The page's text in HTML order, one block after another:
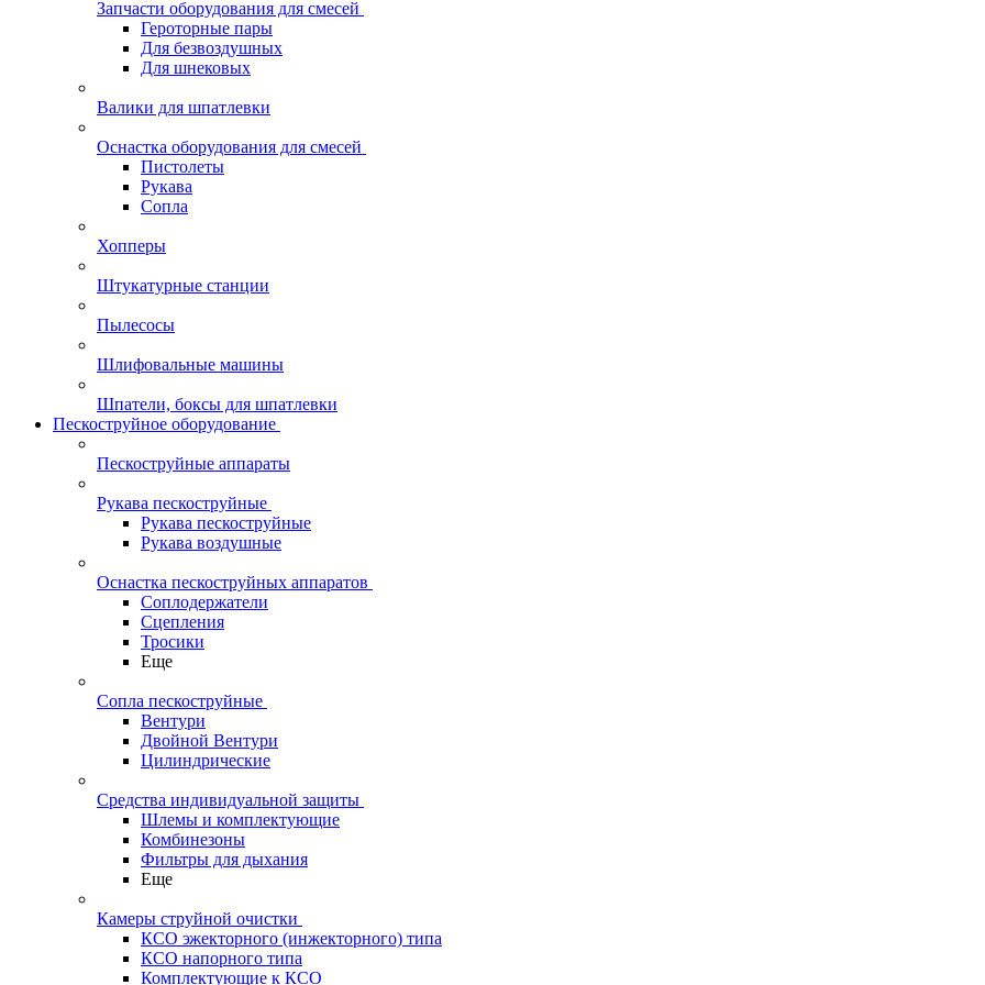
Запчасти оборудования для смесей
Героторные пары
Для безвоздушных
Для шнековых
Валики для шпатлевки
Оснастка оборудования для смесей
Пистолеты
Рукава
Сопла
Хопперы
Штукатурные станции
Пылесосы
Шлифовальные машины
Шпатели, боксы для шпатлевки
Пескоструйное оборудование
Пескоструйные аппараты
Рукава пескоструйные
Рукава пескоструйные
Рукава воздушные
Оснастка пескоструйных аппаратов
Соплодержатели
Сцепления
Тросики
Еще
Сопла пескоструйные
Вентури
Двойной Вентури
Цилиндрические
Средства индивидуальной защиты
Шлемы и комплектующие
Комбинезоны
Фильтры для дыхания
Еще
Камеры струйной очистки
КСО эжекторного (инжекторного) типа
КСО напорного типа
Комплектующие к КСО